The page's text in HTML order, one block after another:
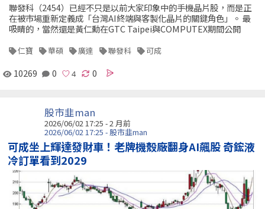
聯發科（2454）已經不只是以前大家印象中的手機晶片股，而是正
在被市場重新定義成「台灣AI終端與客製化晶片的關鍵角色」。 最
吸睛的，當然還是黃仁勳在GTC Taipei與COMPUTEX期間公開
仁寶 華碩 廣達 聯發科 可成
10269 0 0
股市韭man
2026/06/02 17:25 - 2 月前
2026/06/02 17:25 - 股市韭man
可成坐上輝達發財車！老牌機殼廠翻身AI飆股 奇鋐液
冷訂單看到2029